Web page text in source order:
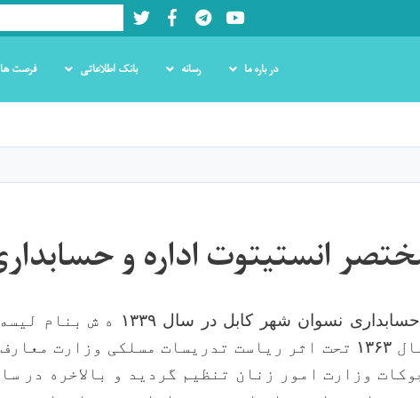
content
Youtube
LinkedIn
Facebook
Twitter
Search
در باره ما رسانه بانک اطلاعاتی فرصت ها
انستیتوت اداره و
حسابداری نسوان شهر کابل در سال ۱۳۳۹ ه ش بنام
۱۳۶۳ تحت اثر ریاست تدریسات مسلکی وزارت معارف
وزارت امور زنان تنظیم گردید و بالاخره در